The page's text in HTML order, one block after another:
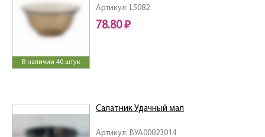
В наличии 40 штук
Артикул: L5082
78.80 ₽
Артикул: ВУА00023014
Салатник Удачный мал